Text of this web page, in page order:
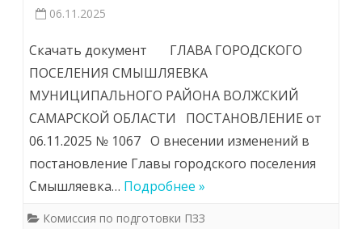
06.11.2025
Скачать документ ГЛАВА ГОРОДСКОГО
ПОСЕЛЕНИЯ СМЫШЛЯЕВКА
МУНИЦИПАЛЬНОГО РАЙОНА ВОЛЖСКИЙ
САМАРСКОЙ ОБЛАСТИ ПОСТАНОВЛЕНИЕ от
06.11.2025 № 1067 О внесении изменений в
постановление Главы городского поселения
Смышляевка… Подробнее »
Комиссия по подготовки ПЗЗ